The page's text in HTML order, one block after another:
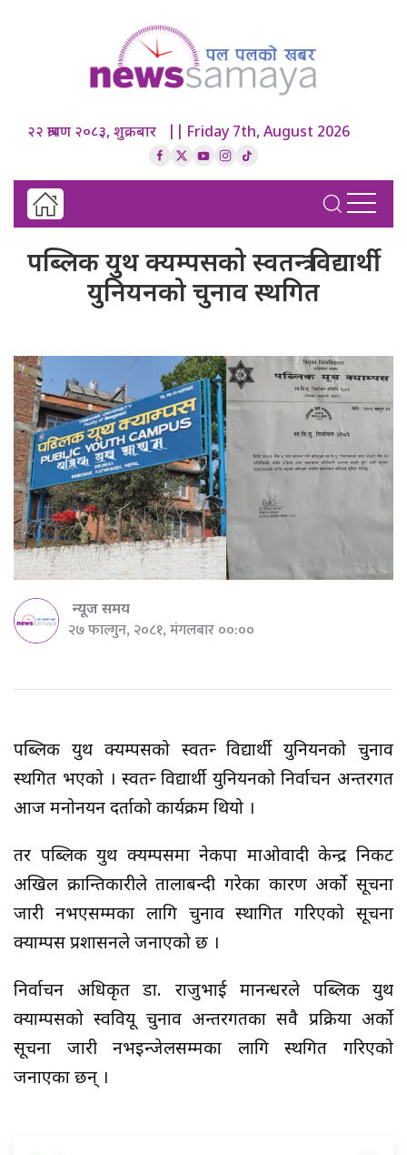
२२ श्रावण २०८३, शुक्रबार || Friday 7th, August 2026
पब्लिक युथ क्यम्पसको स्वतन्त्र विद्यार्थी
युनियनको चुनाव स्थगित
न्यूज समय
२७ फाल्गुन, २०८१, मंगलबार ००:००
पब्लिक युथ क्यम्पसको स्वतन्त्र विद्यार्थी युनियनको चुनाव
स्थगित भएको । स्वतन्त्र विद्यार्थी युनियनको निर्वाचन अन्तरगत
आज मनोनयन दर्ताको कार्यक्रम थियो ।
तर पब्लिक युथ क्यम्पसमा नेकपा माओवादी केन्द्र निकट
अखिल क्रान्तिकारीले तालाबन्दी गरेका कारण अर्को सूचना
जारी नभएसम्मका लागि चुनाव स्थागित गरिएको सूचना
क्याम्पस प्रशासनले जनाएको छ ।
निर्वाचन अधिकृत डा. राजुभाई मानन्धरले पब्लिक युथ
क्याम्पसको स्ववियू चुनाव अन्तरगतका सवै प्रक्रिया अर्को
सूचना जारी नभइन्जेलसम्मका लागि स्थगित गरिएको
जनाएका छन् ।